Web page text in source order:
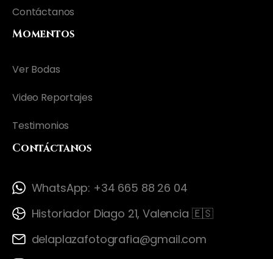
Contáctanos
Momentos
Ver Bodas
Video Reportajes
Testimonios
Contáctanos
WhatsApp: +34 665 88 26 04
Historiador Diago 21, Valencia 🇪🇸
delaplazafotografia@gmail.com